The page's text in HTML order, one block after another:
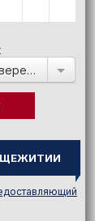
День открытых дверей в: